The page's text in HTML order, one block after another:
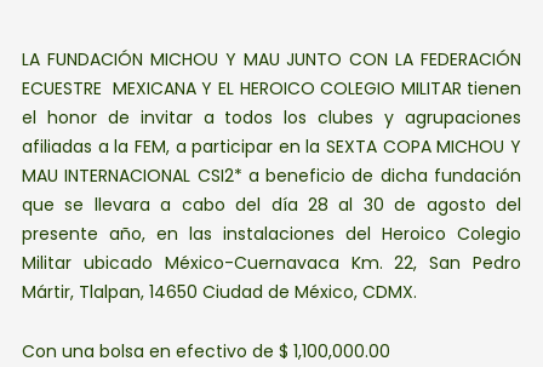
LA FUNDACIÓN MICHOU Y MAU JUNTO CON LA FEDERACIÓN
ECUESTRE MEXICANA Y EL HEROICO COLEGIO MILITAR tienen
el honor de invitar a todos los clubes y agrupaciones
afiliadas a la FEM, a participar en la SEXTA COPA MICHOU Y
MAU INTERNACIONAL CSI2* a beneficio de dicha fundación
que se llevara a cabo del día 28 al 30 de agosto del
presente año, en las instalaciones del Heroico Colegio
Militar ubicado México-Cuernavaca Km. 22, San Pedro
Mártir, Tlalpan, 14650 Ciudad de México, CDMX.
Con una bolsa en efectivo de $ 1,100,000.00